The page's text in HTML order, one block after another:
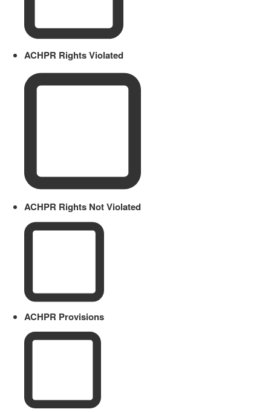
ACHPR Rights Violated
ACHPR Rights Not Violated
ACHPR Provisions